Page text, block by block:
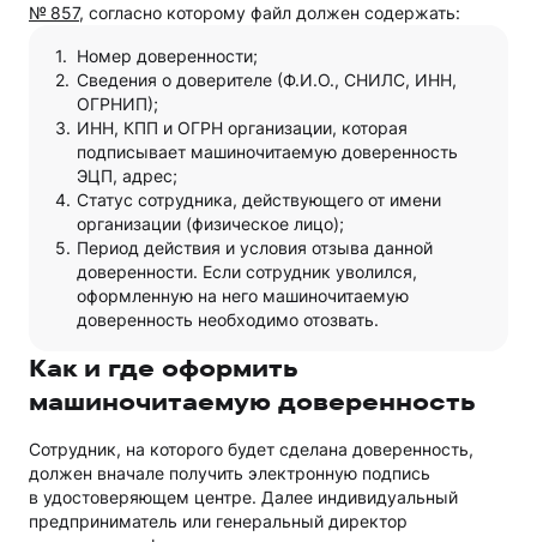
№ 857, согласно которому файл должен содержать:
Номер доверенности;
Сведения о доверителе (Ф.И.О., СНИЛС, ИНН,
ОГРНИП);
ИНН, КПП и ОГРН организации, которая
подписывает машиночитаемую доверенность
ЭЦП, адрес;
Статус сотрудника, действующего от имени
организации (физическое лицо);
Период действия и условия отзыва данной
доверенности. Если сотрудник уволился,
оформленную на него машиночитаемую
доверенность необходимо отозвать.
Как и где оформить
машиночитаемую доверенность
Сотрудник, на которого будет сделана доверенность,
должен вначале получить электронную подпись
в удостоверяющем центре. Далее индивидуальный
предприниматель или генеральный директор